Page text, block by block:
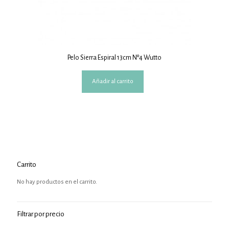
Pelo Sierra Espiral 13cm Nº4 Wutto
Añadir al carrito
Carrito
No hay productos en el carrito.
Filtrar por precio